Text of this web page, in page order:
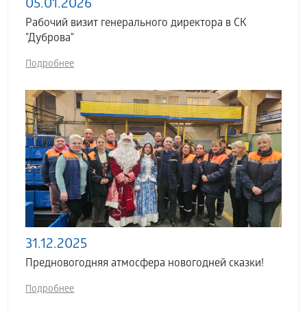
05.01.2026
Рабочий визит генерального директора в СК
"Дуброва"
Подробнее
31.12.2025
Предновогодняя атмосфера новогодней сказки!
Подробнее